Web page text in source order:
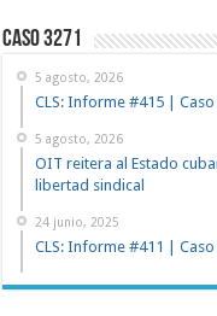
Caso 3271
5 agosto, 2026
CLS: Informe #415 | Caso
5 agosto, 2026
OIT reitera al Estado
libertad sindical
24 junio, 2025
CLS: Informe #411 | Caso